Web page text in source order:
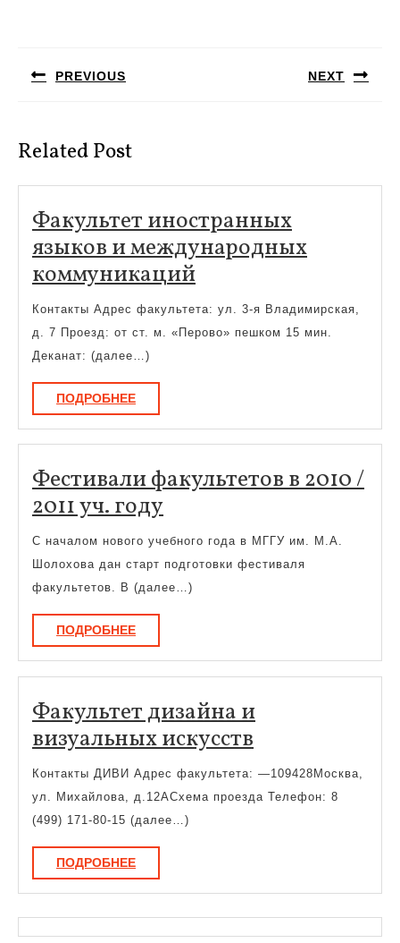
записям
PREVIOUS NEXT
Related Post
Факультет иностранных
языков и международных
коммуникацийФакультет
иностранных
языков
Контакты Адрес факультета: ул. 3-я Владимирская,
д. 7 Проезд: от ст. м. «Перово» пешком 15 мин.
Деканат: (далее…)
ПОДРОБНЕЕПОДРОБНЕЕ
Фестивали факультетов в 2010 /
2011 уч. годуФестивали
факультетов
в
2010
уч.
году
С началом нового учебного года в МГГУ им. М.А.
Шолохова дан старт подготовки фестиваля
факультетов. В (далее…)
ПОДРОБНЕЕПОДРОБНЕЕ
Факультет дизайна и
визуальных искусств
дизайна
и
Контакты ДИВИ Адрес факультета: —109428Москва,
ул. Михайлова, д.12АСхема проезда Телефон: 8
(499) 171-80-15 (далее…)
ПОДРОБНЕЕПОДРОБНЕЕ